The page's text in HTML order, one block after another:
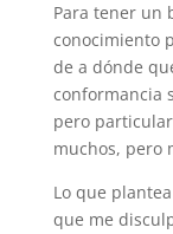
Para tener un
conocimiento
de a dónde
conformancia
pero
muchos, pero
Lo que
que me